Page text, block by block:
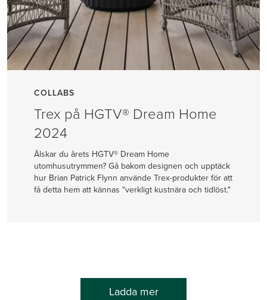
COLLABS
Trex på HGTV® Dream Home
2024
Älskar du årets HGTV® Dream Home
utomhusutrymmen? Gå bakom designen och upptäck
hur Brian Patrick Flynn använde Trex-produkter för att
få detta hem att kännas "verkligt kustnära och tidlöst."
Ladda mer